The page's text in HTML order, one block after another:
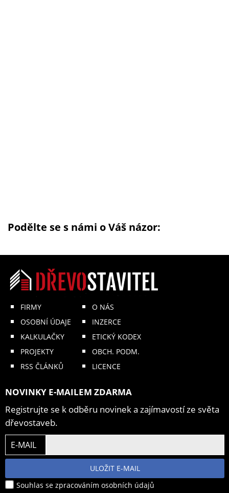
Podělte se s námi o Váš názor:
FIRMY
OSOBNÍ ÚDAJE
KALKULAČKY
PROJEKTY
RSS ČLÁNKŮ
O NÁS
INZERCE
ETICKÝ KODEX
OBCH. PODM.
LICENCE
NOVINKY E-MAILEM ZDARMA
Registrujte se k odběru novinek a zajímavostí ze světa
dřevostaveb.
E-MAIL
ULOŽIT E-MAIL
Souhlas se zpracováním osobních údajů